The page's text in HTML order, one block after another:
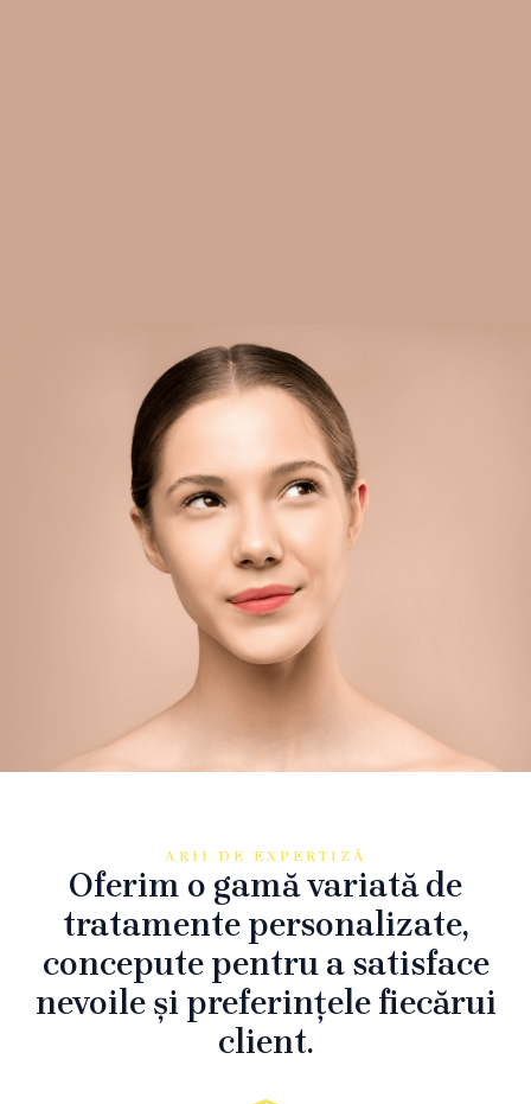
ARII DE EXPERTIZĂ
Oferim o gamă variată de
tratamente personalizate,
concepute pentru a satisface
nevoile și preferințele fiecărui
client.